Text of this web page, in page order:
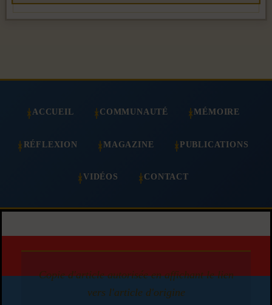
ACCUEIL COMMUNAUTÉ MÉMOIRE
RÉFLEXION MAGAZINE PUBLICATIONS
VIDÉOS CONTACT
Copie d'article autorisée en affichant le lien
vers l'article d'origine